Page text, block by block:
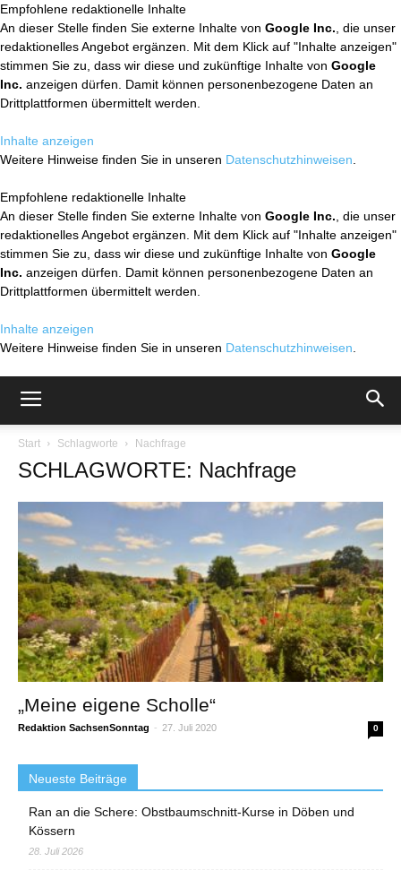
Empfohlene redaktionelle Inhalte
An dieser Stelle finden Sie externe Inhalte von Google Inc. , die unser
redaktionelles Angebot ergänzen. Mit dem Klick auf "Inhalte anzeigen"
stimmen Sie zu, dass wir diese und zukünftige Inhalte von Google
Inc. anzeigen dürfen. Damit können personenbezogene Daten an
Drittplattformen übermittelt werden.
Inhalte anzeigen
Weitere Hinweise finden Sie in unseren Datenschutzhinweisen
Empfohlene redaktionelle Inhalte
An dieser Stelle finden Sie externe Inhalte von Google Inc. , die unser
redaktionelles Angebot ergänzen. Mit dem Klick auf "Inhalte anzeigen"
stimmen Sie zu, dass wir diese und zukünftige Inhalte von Google
Inc. anzeigen dürfen. Damit können personenbezogene Daten an
Drittplattformen übermittelt werden.
Inhalte anzeigen
Weitere Hinweise finden Sie in unseren Datenschutzhinweisen
Start Schlagworte Nachfrage
SCHLAGWORTE: Nachfrage
„Meine eigene Scholle“
Redaktion SachsenSonntag - 27. Juli 2020 0
Neueste Beiträge
Ran an die Schere: Obstbaumschnitt-Kurse in Döben und
Kössern
28. Juli 2026